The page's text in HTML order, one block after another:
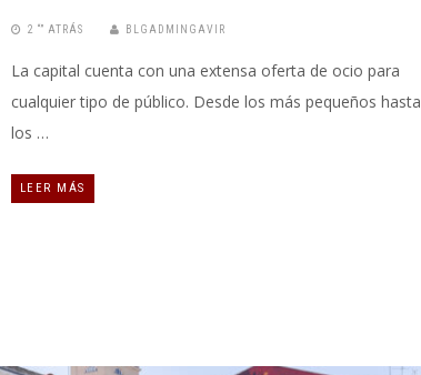
2 “” ATRÁS BLGADMINGAVIR
La capital cuenta con una extensa oferta de ocio para
cualquier tipo de público. Desde los más pequeños hasta
los …
LEER MÁS